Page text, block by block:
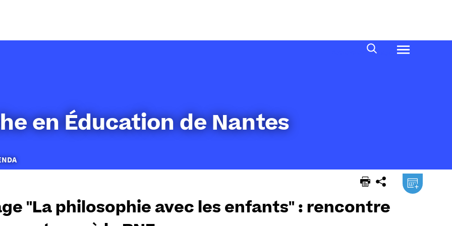
en Éducation de Nantes
.ical
"La philosophie avec les enfants" : rencontre